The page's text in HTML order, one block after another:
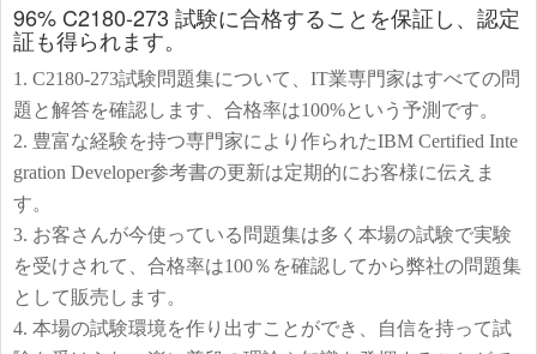
96% C2180-273 試験に合格することを保証し、認定
証も得られます。
1. C2180-273試験問題集について、IT業専門家はすべての問
題と解答を確認します、合格率は100%という予測です。
2. 豊富な経験を持つ専門家により作られたIBM Certified Inte
gration Developer参考書の更新は定期的にお客様に伝えま
す。
3. お客さんが今使っている問題集は多く本場の試験で実験
を受けされて、合格率は100％を確認してから弊社の問題集
として販売します。
4. 本場の試験環境を作り出すことができ、自信を持って試